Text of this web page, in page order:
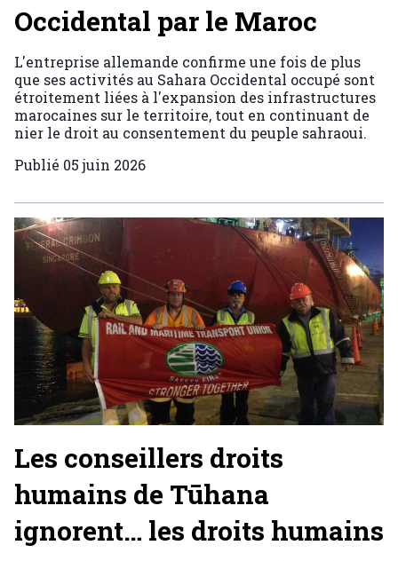
Occidental par le Maroc
L'entreprise allemande confirme une fois de plus
que ses activités au Sahara Occidental occupé sont
étroitement liées à l'expansion des infrastructures
marocaines sur le territoire, tout en continuant de
nier le droit au consentement du peuple sahraoui.
Publié 05 juin 2026
Les conseillers droits
humains de Tūhana
ignorent… les droits humains